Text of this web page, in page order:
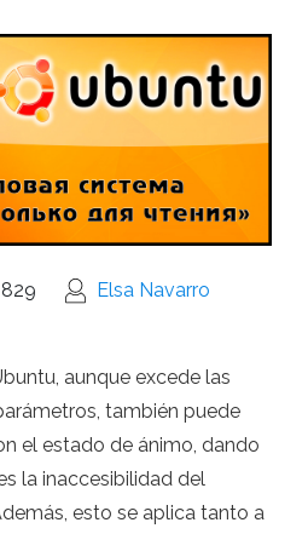
829 Elsa Navarro
aunque excede las
también puede
el estado de ánimo, dando
la inaccesibilidad del
esto se aplica tanto a